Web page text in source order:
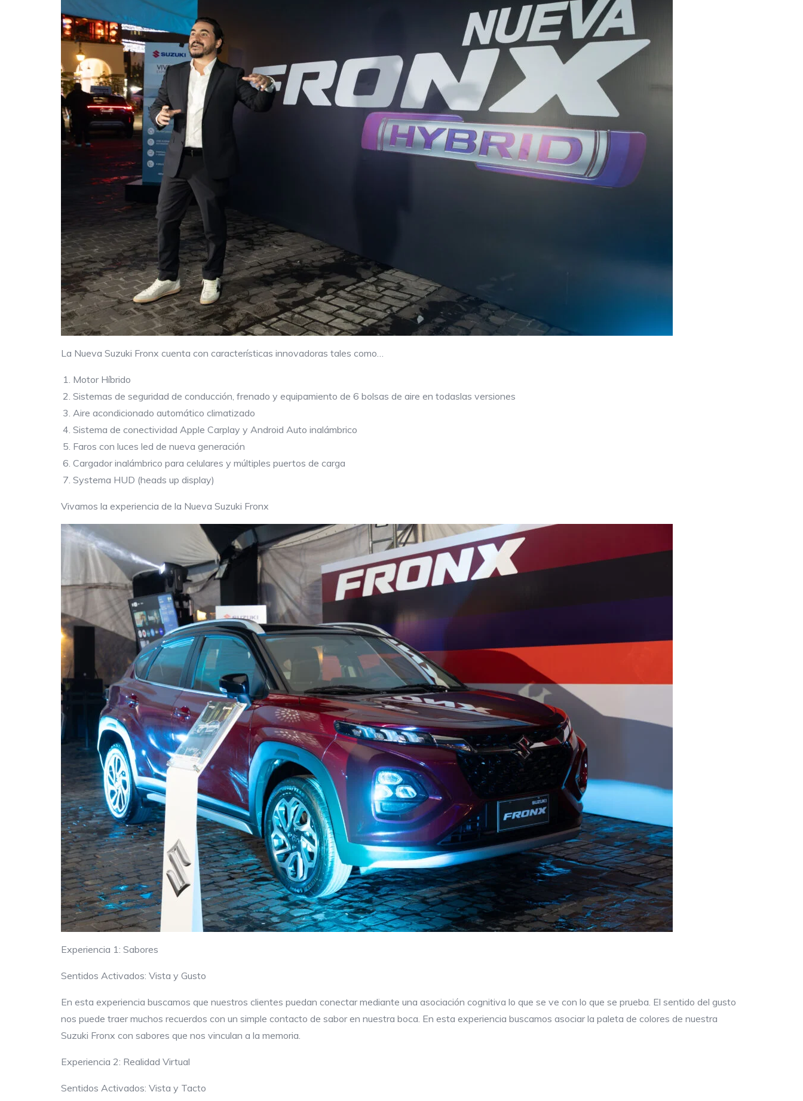
La Nueva Suzuki Fronx cuenta con características innovadoras tales como…
Motor Híbrido
Sistemas de seguridad de conducción, frenado y equipamiento de 6 bolsas de aire en todaslas versiones
Aire acondicionado automático climatizado
Sistema de conectividad Apple Carplay y Android Auto inalámbrico
Faros con luces led de nueva generación
Cargador inalámbrico para celulares y múltiples puertos de carga
Systema HUD (heads up display)
Vivamos la experiencia de la Nueva Suzuki Fronx
Experiencia 1: Sabores
Sentidos Activados: Vista y Gusto
En esta experiencia buscamos que nuestros clientes puedan conectar mediante una asociación cognitiva lo que se ve con lo que se prueba. El sentido del gusto
nos puede traer muchos recuerdos con un simple contacto de sabor en nuestra boca. En esta experiencia buscamos asociar la paleta de colores de nuestra
Suzuki Fronx con sabores que nos vinculan a la memoria.
Experiencia 2: Realidad Virtual
Sentidos Activados: Vista y Tacto